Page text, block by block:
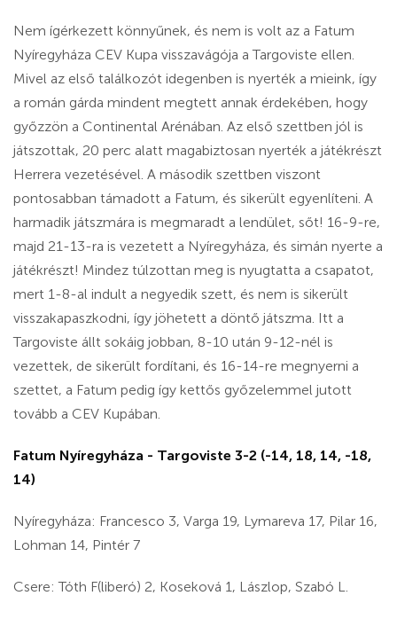
Nem ígérkezett könnyűnek, és nem is volt az a Fatum
Nyíregyháza CEV Kupa visszavágója a Targoviste ellen.
Mivel az első találkozót idegenben is nyerték a mieink, így
a román gárda mindent megtett annak érdekében, hogy
győzzön a Continental Arénában. Az első szettben jól is
játszottak, 20 perc alatt magabiztosan nyerték a játékrészt
Herrera vezetésével. A második szettben viszont
pontosabban támadott a Fatum, és sikerült egyenlíteni. A
harmadik játszmára is megmaradt a lendület, sőt! 16-9-re,
majd 21-13-ra is vezetett a Nyíregyháza, és simán nyerte a
játékrészt! Mindez túlzottan meg is nyugtatta a csapatot,
mert 1-8-al indult a negyedik szett, és nem is sikerült
visszakapaszkodni, így jöhetett a döntő játszma. Itt a
Targoviste állt sokáig jobban, 8-10 után 9-12-nél is
vezettek, de sikerült fordítani, és 16-14-re megnyerni a
szettet, a Fatum pedig így kettős győzelemmel jutott
tovább a CEV Kupában.
Fatum Nyíregyháza - Targoviste 3-2 (-14, 18, 14, -18,
14)
Nyíregyháza: Francesco 3, Varga 19, Lymareva 17, Pilar 16,
Lohman 14, Pintér 7
Csere: Tóth F(liberó) 2, Koseková 1, Lászlop, Szabó L.